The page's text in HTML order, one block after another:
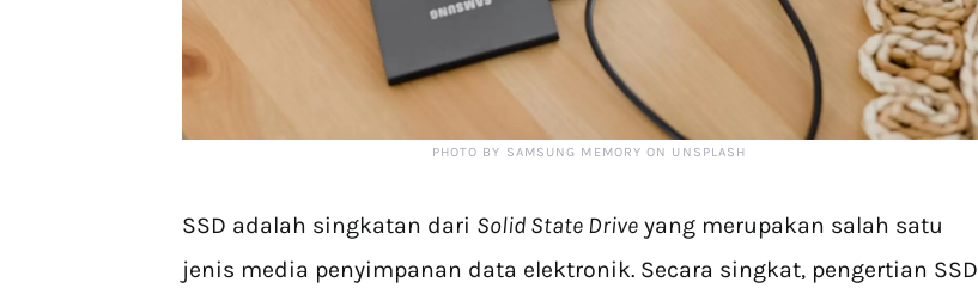
PHOTO BY SAMSUNG MEMORY ON UNSPLASH
SSD adalah singkatan dari Solid State Drive yang merupakan salah satu
jenis media penyimpanan data elektronik. Secara singkat, pengertian SSD